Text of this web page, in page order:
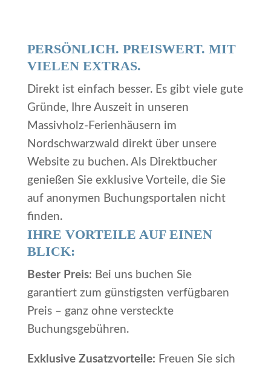
PERSÖNLICH. PREISWERT. MIT
VIELEN EXTRAS.
Direkt ist einfach besser. Es gibt viele gute
Gründe, Ihre Auszeit in unseren
Massivholz-Ferienhäusern im
Nordschwarzwald direkt über unsere
Website zu buchen. Als Direktbucher
genießen Sie exklusive Vorteile, die Sie
auf anonymen Buchungsportalen nicht
finden.
IHRE VORTEILE AUF EINEN
BLICK:
Bester Preis: Bei uns buchen Sie
garantiert zum günstigsten verfügbaren
Preis – ganz ohne versteckte
Buchungsgebühren.
Exklusive Zusatzvorteile: Freuen Sie sich